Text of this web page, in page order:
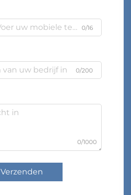
0/16
0/200
0/1000
Verzenden